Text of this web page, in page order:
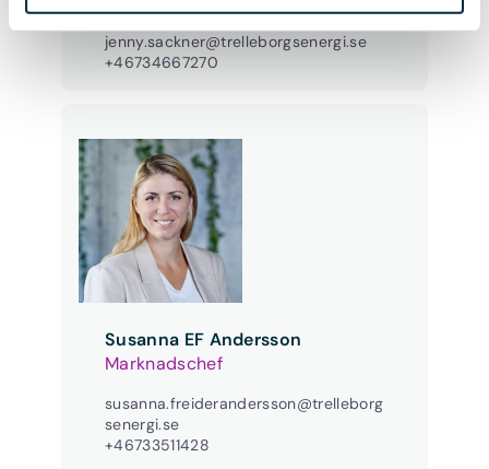
jenny.sackner@trelleborgsenergi.se
+46734667270
Susanna EF Andersson
Marknadschef
susanna.freiderandersson@trelleborg
senergi.se
+46733511428